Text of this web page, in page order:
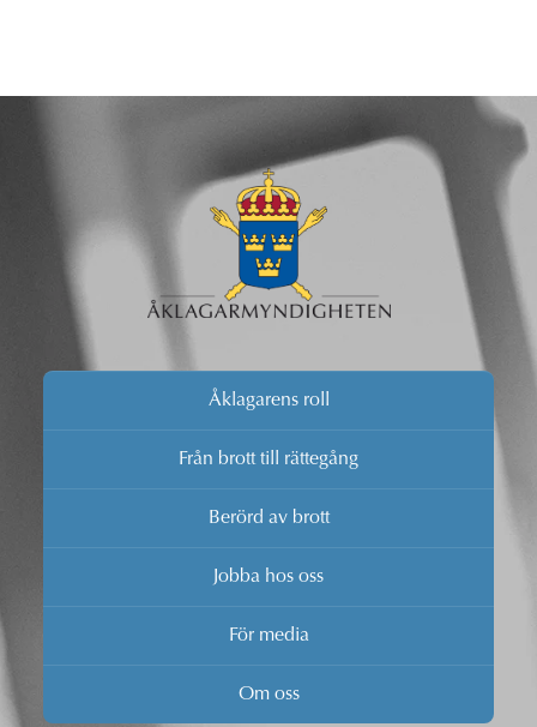
Åklagarens roll
Från brott till rättegång
Berörd av brott
Jobba hos oss
För media
Om oss